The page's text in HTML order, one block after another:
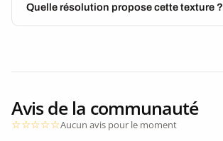
Quelle résolution propose cette texture ?
Avis de la communauté
Aucun avis pour le moment